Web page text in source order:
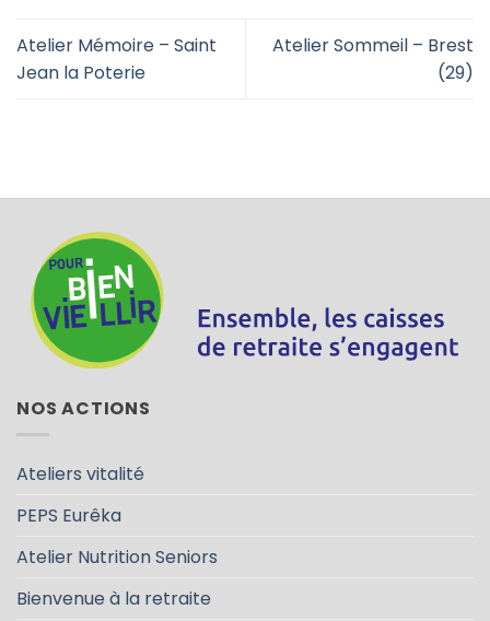
Atelier Mémoire – Saint
Jean la Poterie
Atelier Sommeil – Brest
(29)
NOS ACTIONS
Ateliers vitalité
PEPS Eurêka
Atelier Nutrition Seniors
Bienvenue à la retraite